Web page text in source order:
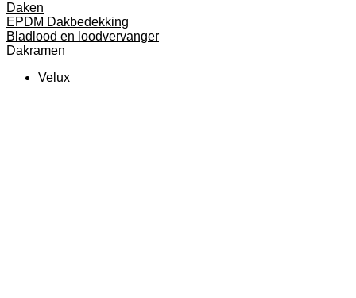
Daken
EPDM Dakbedekking
Bladlood en loodvervanger
Dakramen
Velux